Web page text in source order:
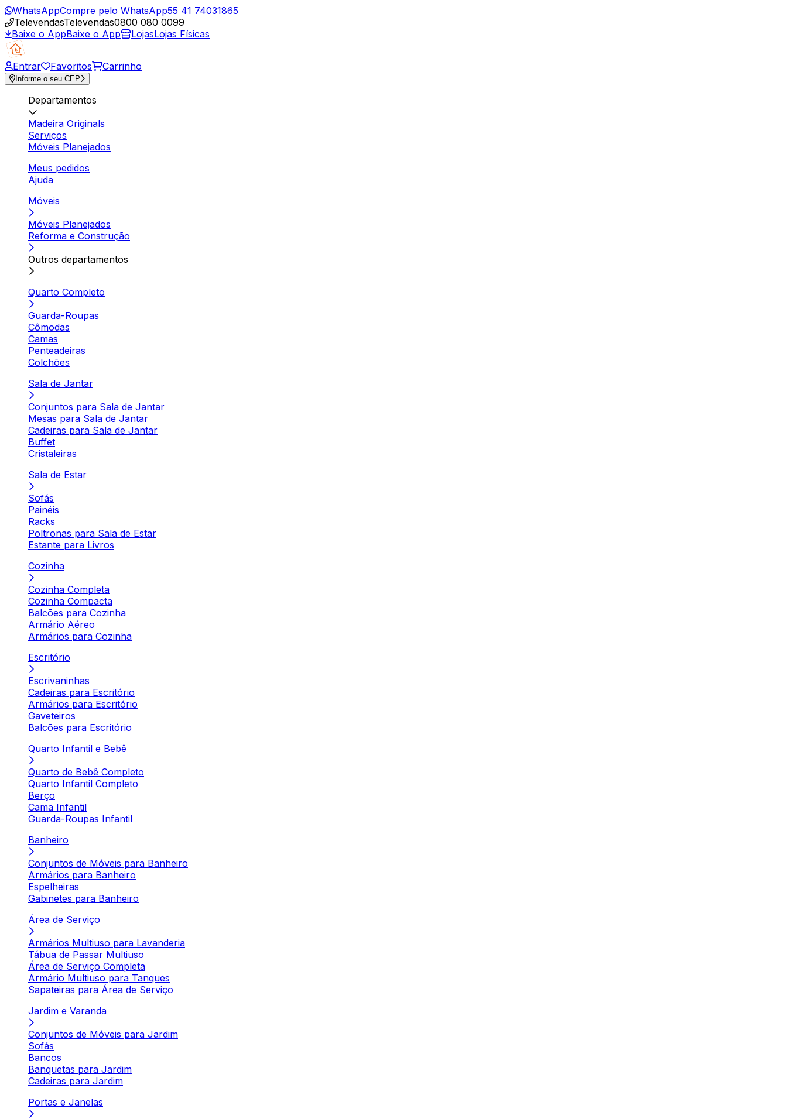
WhatsAppCompre pelo WhatsApp55 41 74031865
TelevendasTelevendas0800 080 0099
Baixe o AppBaixe o App LojasLojas Físicas
Entrar Favoritos Carrinho
Informe o seu CEP
Departamentos
Madeira Originals
Serviços
Móveis Planejados
Meus pedidos
Ajuda
Móveis
Móveis Planejados
Reforma e Construção
Outros departamentos
Quarto Completo
Guarda-Roupas
Cômodas
Camas
Penteadeiras
Colchões
Sala de Jantar
Conjuntos para Sala de Jantar
Mesas para Sala de Jantar
Cadeiras para Sala de Jantar
Buffet
Cristaleiras
Sala de Estar
Sofás
Painéis
Racks
Poltronas para Sala de Estar
Estante para Livros
Cozinha
Cozinha Completa
Cozinha Compacta
Balcões para Cozinha
Armário Aéreo
Armários para Cozinha
Escritório
Escrivaninhas
Cadeiras para Escritório
Armários para Escritório
Gaveteiros
Balcões para Escritório
Quarto Infantil e Bebê
Quarto de Bebê Completo
Quarto Infantil Completo
Berço
Cama Infantil
Guarda-Roupas Infantil
Banheiro
Conjuntos de Móveis para Banheiro
Armários para Banheiro
Espelheiras
Gabinetes para Banheiro
Área de Serviço
Armários Multiuso para Lavanderia
Tábua de Passar Multiuso
Área de Serviço Completa
Armário Multiuso para Tanques
Sapateiras para Área de Serviço
Jardim e Varanda
Conjuntos de Móveis para Jardim
Sofás
Bancos
Banquetas para Jardim
Cadeiras para Jardim
Portas e Janelas